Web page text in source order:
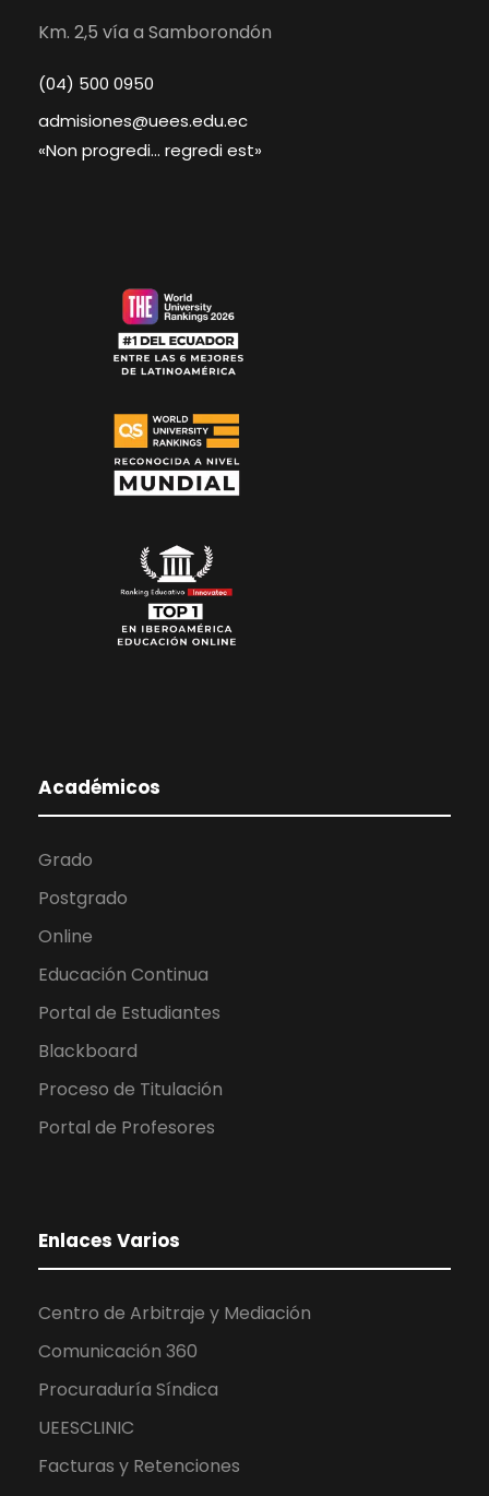
Km. 2,5 vía a Samborondón
(04) 500 0950
admisiones@uees.edu.ec
«Non progredi… regredi est»
Académicos
Grado
Postgrado
Online
Educación Continua
Portal de Estudiantes
Blackboard
Proceso de Titulación
Portal de Profesores
Enlaces Varios
Centro de Arbitraje y Mediación
Comunicación 360
Procuraduría Síndica
UEESCLINIC
Facturas y Retenciones